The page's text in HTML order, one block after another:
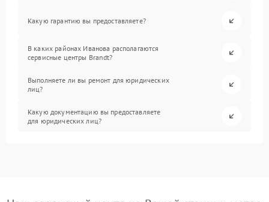
Какую гарантию вы предоставляете?
В каких районах Иванова располагаются
сервисные центры Brandt?
Выполняете ли вы ремонт для юридических
лиц?
Какую документацию вы предоставляете
для юридических лиц?